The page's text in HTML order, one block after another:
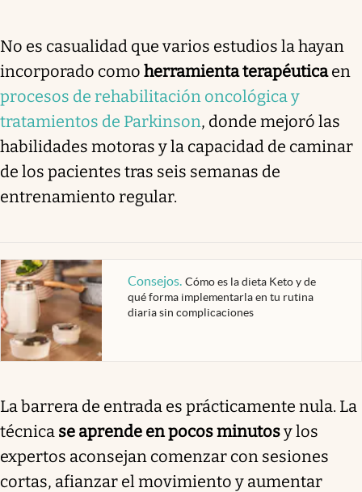
No es casualidad que varios estudios la hayan
incorporado como herramienta terapéuticaen
procesos de rehabilitación oncológica y
tratamientos de Parkinson, donde mejoró las
habilidades motoras y la capacidad de caminar
de los pacientes tras seis semanas de
entrenamiento regular.
Consejos. Cómo es la dieta Keto y de
qué forma implementarla en tu rutina
diaria sin complicaciones
La barrera de entrada es prácticamente nula. La
técnica se aprende en pocos minutosy los
expertos aconsejan comenzar con sesiones
cortas, afianzar el movimiento y aumentar